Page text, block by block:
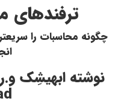
ترفندهای
چگونه محاسبات را
نوشته ابهیشِک و.ر